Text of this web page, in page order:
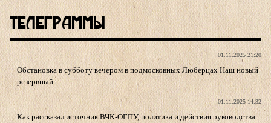
Телеграммы
01.11.2025 21:20
Обстановка в субботу вечером в подмосковных Люберцах Наш новый
резервный...
01.11.2025 14:32
Как рассказал источник ВЧК-ОГПУ, политика и действия руководства